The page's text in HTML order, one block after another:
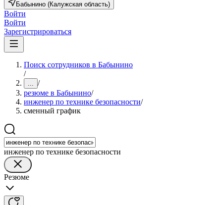
Бабынино (Калужская область)
Войти
Войти
Зарегистрироваться
Поиск сотрудников в Бабынино
/
... /
резюме в Бабынино/
инженер по технике безопасности/
сменный график
инженер по технике безопасности
Резюме